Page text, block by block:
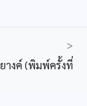
>
างค์ (พิมพ์ครั้งที่